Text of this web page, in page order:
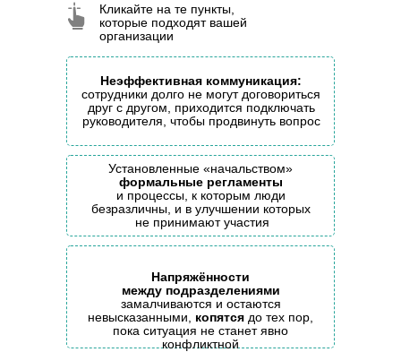
Неэффективная коммуникация:
сотрудники долго не могут договориться
друг с другом, приходится подключать
руководителя, чтобы продвинуть вопрос
Установленные «начальством»
формальные регламенты
и процессы, к которым люди
безразличны, и в улучшении которых
не принимают участия
Напряжённости
между подразделениями
замалчиваются и остаются
невысказанными, копятся до тех пор,
пока ситуация не станет явно
конфликтной
Кликайте на те пункты,
которые подходят вашей
организации